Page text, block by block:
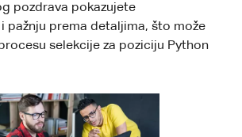
pozdrava pokazujete
pažnju prema detaljima, što može
selekcije za poziciju Python